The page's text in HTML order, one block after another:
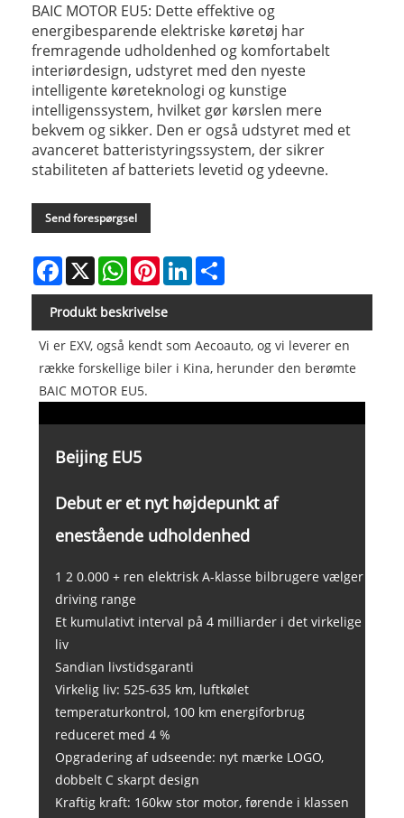
BAIC MOTOR EU5: Dette effektive og
energibesparende elektriske køretøj har
fremragende udholdenhed og komfortabelt
interiørdesign, udstyret med den nyeste
intelligente køreteknologi og kunstige
intelligenssystem, hvilket gør kørslen mere
bekvem og sikker. Den er også udstyret med et
avanceret batteristyringssystem, der sikrer
stabiliteten af ​​batteriets levetid og ydeevne.
Send forespørgsel
Facebook
X WhatsAppPinterestLinkedIn
Produkt beskrivelse
Vi er EXV, også kendt som Aecoauto, og vi leverer en
række forskellige biler i Kina, herunder den berømte
BAIC MOTOR EU5.
Beijing EU5
Debut er et nyt højdepunkt af
enestående udholdenhed
1 2 0.000 + ren elektrisk A-klasse bilbrugere vælger
driving range
Et kumulativt interval på 4 milliarder i det virkelige
liv
Sandian livstidsgaranti
Virkelig liv: 525-635 km, luftkølet
temperaturkontrol, 100 km energiforbrug
reduceret med 4 %
Opgradering af udseende: nyt mærke LOGO,
dobbelt C skarpt design
Kraftig kraft: 160kw stor motor, førende i klassen